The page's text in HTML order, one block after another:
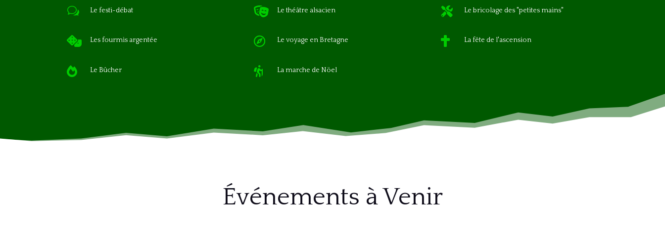
w Le festi-débat
 Les fourmis argentée
 Le Bûcher
 Le théâtre alsacien
 Le voyage en Bretagne
 La marche de Nöel
 Le bricolage des "petites mains"
 La fête de l'ascension
Événements à Venir